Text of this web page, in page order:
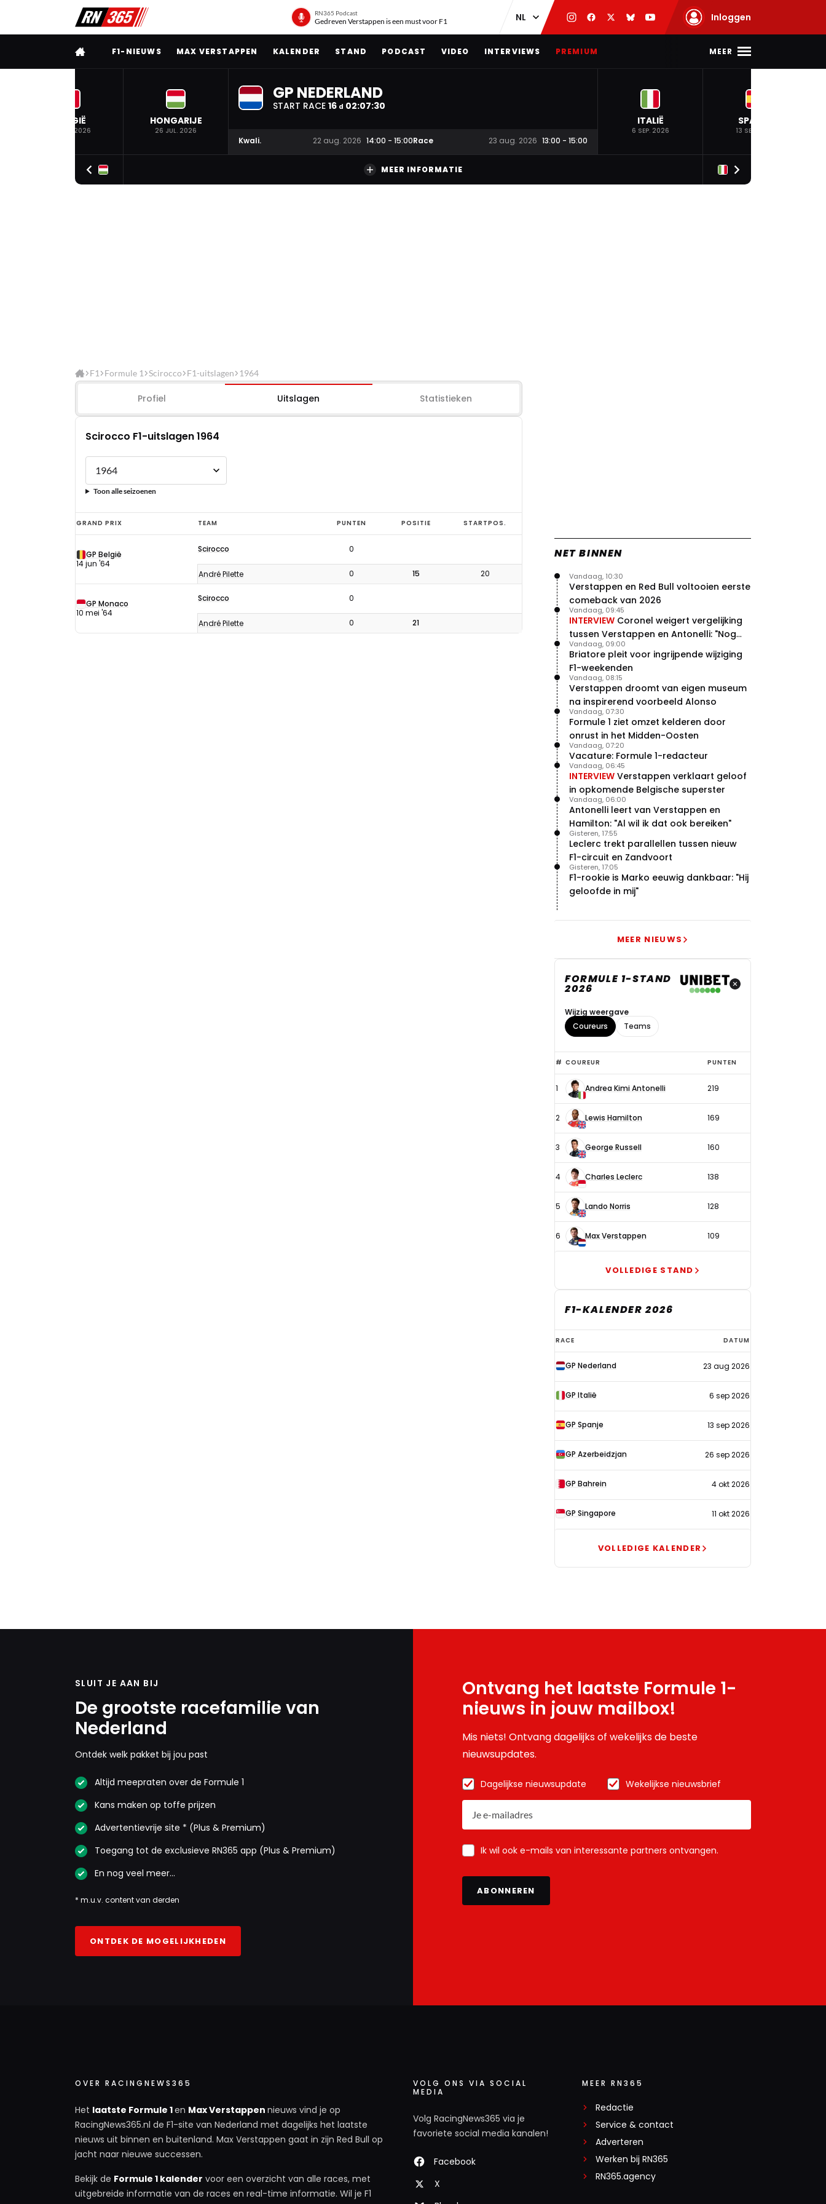
RN365 Podcast
Gedreven Verstappen is een must voor F1 Inloggen
VOLLEDIG MENU
F1-NIEUWS MAX VERSTAPPEN KALENDER STAND PODCAST VIDEO INTERVIEWS PREMIUM MEER
BELGIË
19 JUL. 2026
HONGARIJE
26 JUL. 2026
GP NEDERLAND
START RACE 16 d 02:07:30
Kwali. 22 aug. 2026 14:00 - 15:00Race 23 aug. 2026 13:00 - 15:00
ITALIË
6 SEP. 2026
SPANJE
13 SEP. 2026
MEER INFORMATIE
F1 Formule 1 Scirocco F1-uitslagen 1964
Profiel Uitslagen Statistieken
Scirocco F1-uitslagen 1964
Toon alle seizoenen
Scirocco
F1-
uitslagen
1964
GRAND PRIX TEAM PUNTEN POSITIE STARTPOS.
GP België
14 jun '64
Scirocco 0
André Pilette 0 15 20
GP Monaco
10 mei '64
Scirocco 0
André Pilette 0 21
NET BINNEN
Verstappen en Red Bull voltooien eerste
comeback van 2026
Vandaag, 10:30
INTERVIEW Coronel weigert vergelijking
tussen Verstappen en Antonelli: "Nog
niet dat niveau"
Vandaag, 09:45
Briatore pleit voor ingrijpende wijziging
F1-weekenden
Vandaag, 09:00
Verstappen droomt van eigen museum
na inspirerend voorbeeld Alonso
Vandaag, 08:15
Formule 1 ziet omzet kelderen door
onrust in het Midden-Oosten
Vandaag, 07:30
Vacature: Formule 1-redacteur
Vandaag, 07:20
INTERVIEW Verstappen verklaart geloof
in opkomende Belgische superster
Vandaag, 06:45
Antonelli leert van Verstappen en
Hamilton: "Al wil ik dat ook bereiken"
Vandaag, 06:00
Leclerc trekt parallellen tussen nieuw
F1-circuit en Zandvoort
Gisteren, 17:55
F1-rookie is Marko eeuwig dankbaar: "Hij
geloofde in mij"
Gisteren, 17:05
MEER NIEUWS
FORMULE 1-STAND
2026
Wijzig weergave
Coureurs
Teams
Top
6
coureurs
# COUREUR PUNTEN
1 Andrea Kimi Antonelli 219
2 Lewis Hamilton 169
3 George Russell 160
4 Charles Leclerc 138
5 Lando Norris 128
6 Max Verstappen 109
VOLLEDIGE STAND
F1-KALENDER 2026
F1-
kalender
2026
RACE DATUM
GP Nederland 23 aug 2026
GP Italië 6 sep 2026
GP Spanje 13 sep 2026
GP Azerbeidzjan 26 sep 2026
GP Bahrein 4 okt 2026
GP Singapore 11 okt 2026
VOLLEDIGE KALENDER
SLUIT JE AAN BIJ
De grootste racefamilie van
Nederland
Ontdek welk pakket bij jou past
Altijd meepraten over de Formule 1
Kans maken op toffe prijzen
Advertentievrije site * (Plus & Premium)
Toegang tot de exclusieve RN365 app (Plus & Premium)
En nog veel meer…
* m.u.v. content van derden
ONTDEK DE MOGELIJKHEDEN
Ontvang het laatste Formule 1-
nieuws in jouw mailbox!
Mis niets! Ontvang dagelijks of wekelijks de beste
nieuwsupdates.
Dagelijkse nieuwsupdate Wekelijkse nieuwsbrief
Ik wil ook e-mails van interessante partners ontvangen.
ABONNEREN
OVER RACINGNEWS365
Het laatste Formule 1en Max Verstappen nieuws vind je op
RacingNews365.nl de F1-site van Nederland met dagelijks het laatste
nieuws uit binnen en buitenland. Max Verstappen gaat in zijn Red Bull op
jacht naar nieuwe successen.
Bekijk de Formule 1 kalender voor een overzicht van alle races, met
uitgebreide informatie van de races en real-time informatie. Wil je F1
VOLG ONS VIA SOCIAL
MEDIA
Volg RacingNews365 via je
favoriete social media kanalen!
Facebook
X
MEER RN365
Redactie
Service & contact
Adverteren
Werken bij RN365
RN365.agency